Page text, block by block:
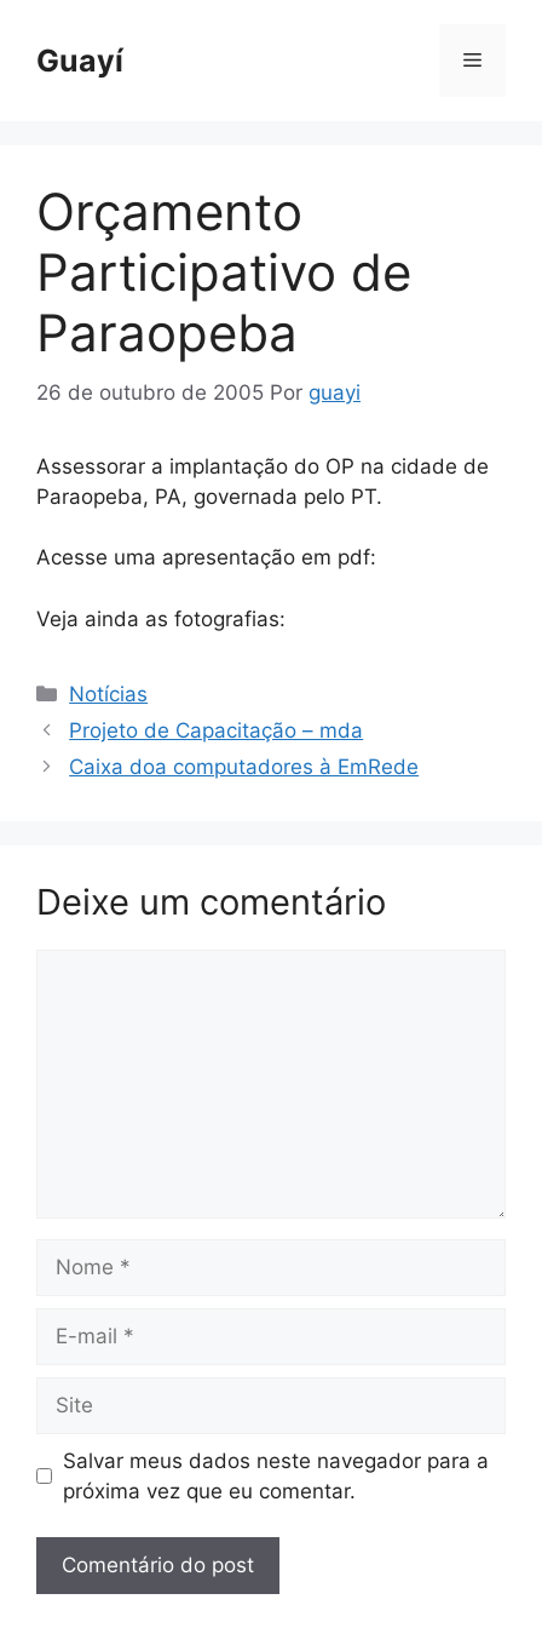
Guayí Menu
Orçamento
Participativo de
Paraopeba
26 de outubro de 2005 Por guayi
Assessorar a implantação do OP na cidade de
Paraopeba, PA, governada pelo PT.
Acesse uma apresentação em pdf:
Veja ainda as fotografias:
Categorias
Notícias
Projeto de Capacitação – mda
Caixa doa computadores à EmRede
Deixe um comentário
mail
Salvar meus dados neste navegador para a
próxima vez que eu comentar.